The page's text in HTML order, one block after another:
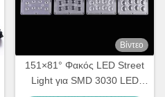
Βίντεο
151×81° Φακός LED Street
Light για SMD 3030 LED